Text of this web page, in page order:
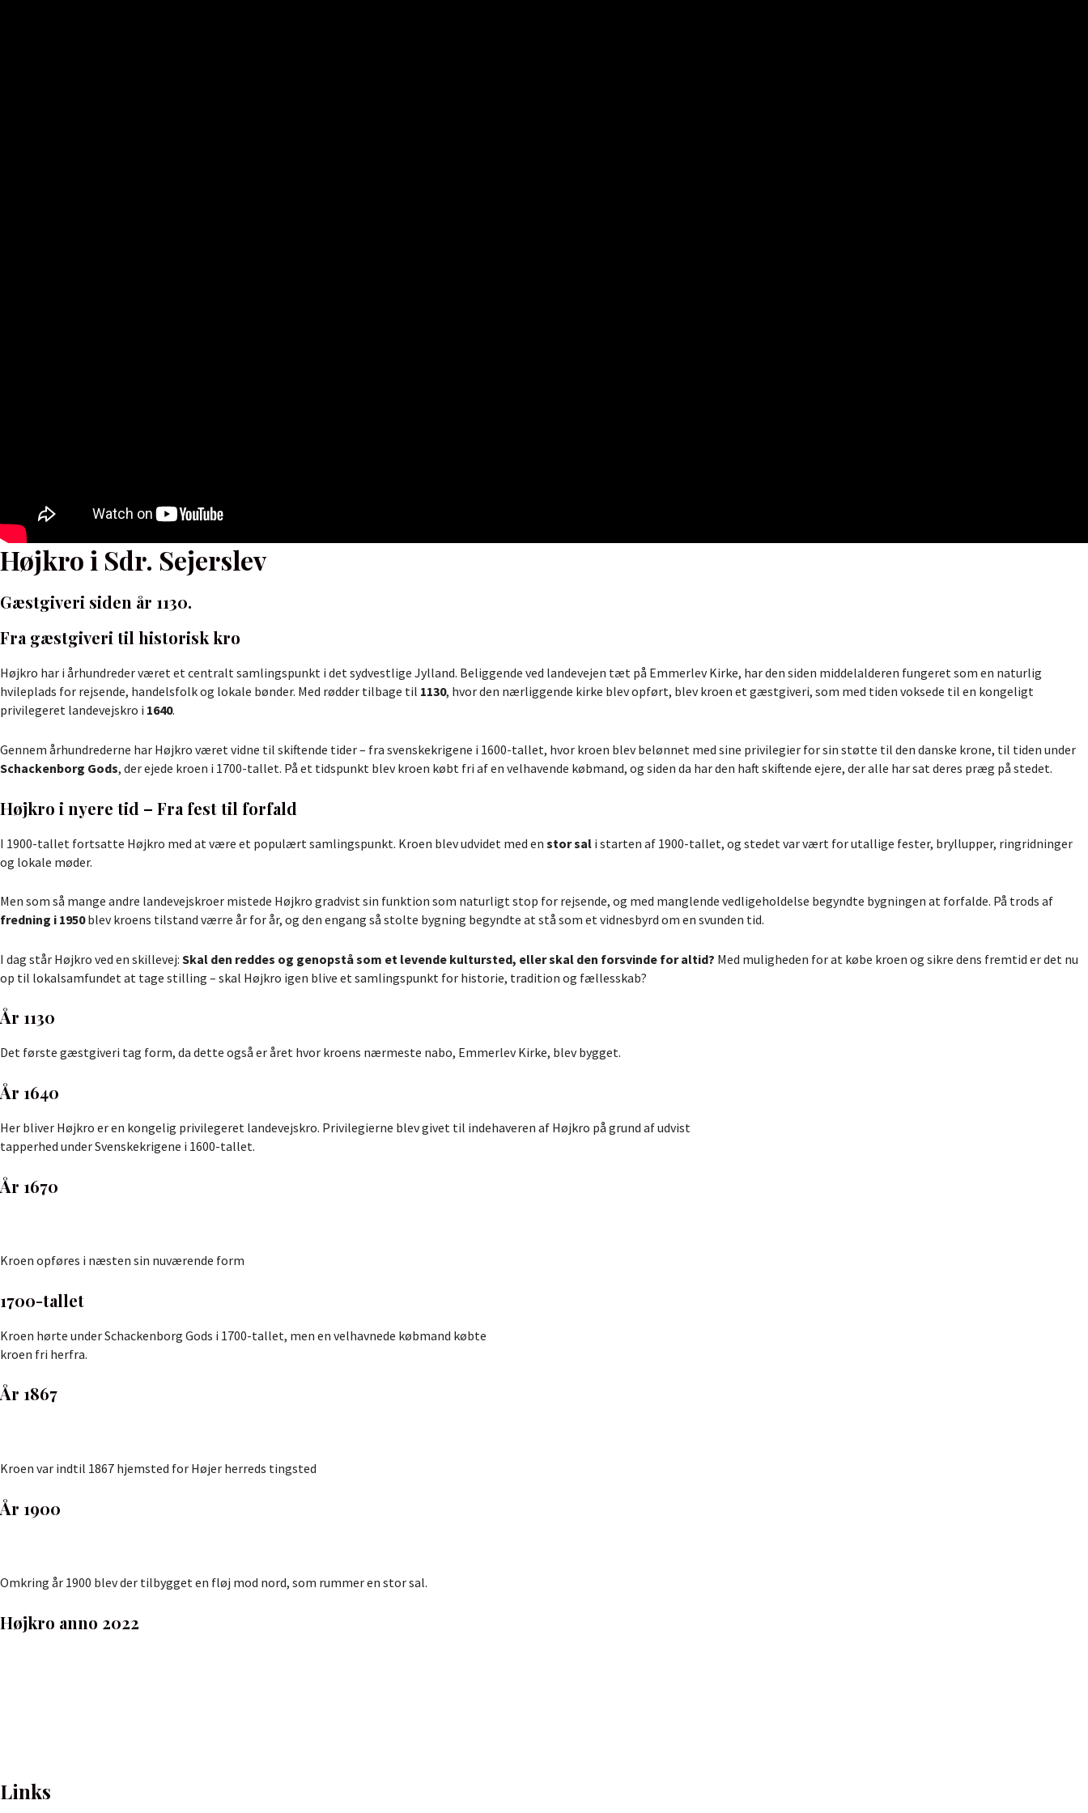
Højkro i Sdr. Sejerslev
Gæstgiveri siden år 1130.
Fra gæstgiveri til historisk kro
Højkro har i århundreder været et centralt samlingspunkt i det sydvestlige Jylland. Beliggende ved landevejen tæt på Emmerlev Kirke, har den siden middelalderen fungeret som en naturlig
hvileplads for rejsende, handelsfolk og lokale bønder. Med rødder tilbage til 1130, hvor den nærliggende kirke blev opført, blev kroen et gæstgiveri, som med tiden voksede til en kongeligt
privilegeret landevejskro i 1640.
Gennem århundrederne har Højkro været vidne til skiftende tider – fra svenskekrigene i 1600-tallet, hvor kroen blev belønnet med sine privilegier for sin støtte til den danske krone, til tiden under
Schackenborg Gods, der ejede kroen i 1700-tallet. På et tidspunkt blev kroen købt fri af en velhavende købmand, og siden da har den haft skiftende ejere, der alle har sat deres præg på stedet.
Højkro i nyere tid – Fra fest til forfald
I 1900-tallet fortsatte Højkro med at være et populært samlingspunkt. Kroen blev udvidet med en stor sal i starten af 1900-tallet, og stedet var vært for utallige fester, bryllupper, ringridninger
og lokale møder.
Men som så mange andre landevejskroer mistede Højkro gradvist sin funktion som naturligt stop for rejsende, og med manglende vedligeholdelse begyndte bygningen at forfalde. På trods af
fredning i 1950blev kroens tilstand værre år for år, og den engang så stolte bygning begyndte at stå som et vidnesbyrd om en svunden tid.
I dag står Højkro ved en skillevej: Skal den reddes og genopstå som et levende kultursted, eller skal den forsvinde for altid? Med muligheden for at købe kroen og sikre dens fremtid er det nu
op til lokalsamfundet at tage stilling – skal Højkro igen blive et samlingspunkt for historie, tradition og fællesskab?
År 1130
Det første gæstgiveri tag form, da dette også er året hvor kroens nærmeste nabo, Emmerlev Kirke, blev bygget.
År 1640
Her bliver Højkro er en kongelig privilegeret landevejskro. Privilegierne blev givet til indehaveren af Højkro på grund af udvist
tapperhed under Svenskekrigene i 1600-tallet.
År 1670
Kroen opføres i næsten sin nuværende form
1700-tallet
Kroen hørte under Schackenborg Gods i 1700-tallet, men en velhavnede købmand købte
kroen fri herfra.
År 1867
Kroen var indtil 1867 hjemsted for Højer herreds tingsted
År 1900
Omkring år 1900 blev der tilbygget en fløj mod nord, som rummer en stor sal.
Højkro anno 2022
Links